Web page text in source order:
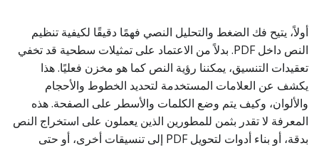
أولاً، يتيح فك الضغط والتحليل النصي فهمًا دقيقًا لكيفية تنظيم
النص داخل PDF. بدلاً من الاعتماد على تمثيلات سطحية قد تخفي
تعقيدات التنسيق، يمكننا رؤية النص كما هو مخزن فعليًا. هذا
يكشف عن العلامات المستخدمة لتحديد الخطوط والأحجام
والألوان، وكيف يتم وضع الكلمات والأسطر على الصفحة. هذه
المعرفة لا تقدر بثمن للمطورين الذين يعملون على استخراج النص
بدقة، أو بناء أدوات لتحويل PDF إلى تنسيقات أخرى، أو حتى